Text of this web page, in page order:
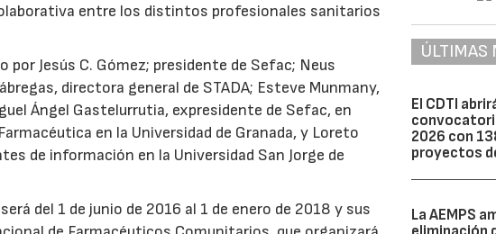
entre los distintos profesionales sanitarios
Jesús C. Gómez; presidente de Sefac; Neus
directora general de STADA; Esteve Munmany,
Ángel Gastelurrutia, expresidente de Sefac, en
en la Universidad de Granada, y Loreto
de información en la Universidad San Jorge de
del 1 de junio de 2016 al 1 de enero de 2018 y sus
ÚLTIMAS
El CDTI
2026 con
proyectos
La AEMPS